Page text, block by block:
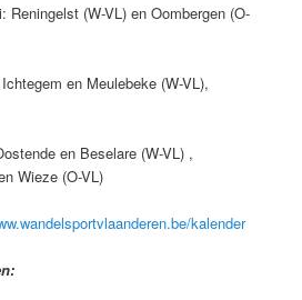
(W-VL) en Oombergen (O-
en Meulebeke (W-VL),
en Beselare (W-VL) ,
Wieze (O-VL)
kalender